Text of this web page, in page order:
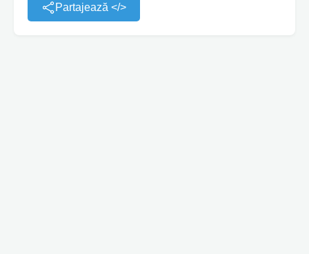
Partajează </>